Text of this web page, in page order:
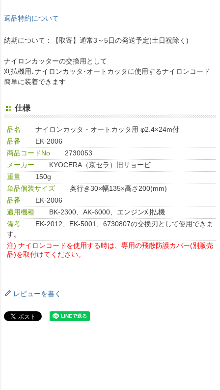
返品特約について
納期について：【取寄】通常3～5日の発送予定(土日祝除く)
ナイロンカッターの交換用として
刈払機用､ナイロンカッタ･オートカッタに使用するナイロンコード
簡単に装着できます
仕様
品名
ナイロンカッタ・オートカッタ用 φ2.4×24m付
品番
EK-2006
商品コードNo
2730053
メーカー
KYOCERA（京セラ）旧リョービ
重量
150g
単品個装サイズ
奥行き30×幅135×高さ200(mm)
品番
EK-2006
適用機種
BK-2300、AK-6000、エンジン刈払機
備考
EK-2012、EK-5001、6730807の交換刃として使用できま
す。
注) ナイロンコードを使用する時は、専用の飛散防護カバー(別販売
品)を取付けてください。
レビューを書く